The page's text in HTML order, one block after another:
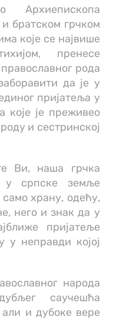
Архиепископа
братском грчком
које се највише
пренесе
рода
да је у
пријатеља у
које је преживео
и сестринској
Ви, наша грчка
у српске земље
храну, одећу,
него и знак да у
пријатеље
у неправди којој
народа
саучешћа
и дубоке вере